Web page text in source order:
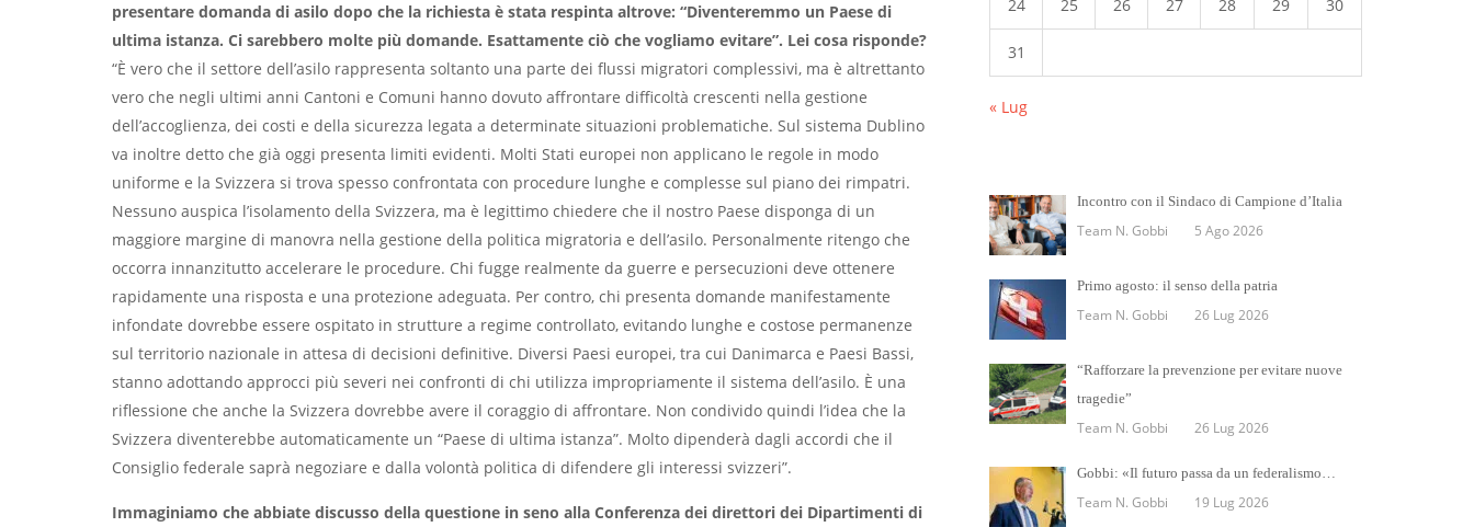
presentare domanda di asilo dopo che la richiesta è stata respinta altrove: “Diventeremmo un Paese di
ultima istanza. Ci sarebbero molte più domande. Esattamente ciò che vogliamo evitare”. Lei cosa risponde?
“È vero che il settore dell’asilo rappresenta soltanto una parte dei flussi migratori complessivi, ma è altrettanto
vero che negli ultimi anni Cantoni e Comuni hanno dovuto affrontare difficoltà crescenti nella gestione
dell’accoglienza, dei costi e della sicurezza legata a determinate situazioni problematiche. Sul sistema Dublino
va inoltre detto che già oggi presenta limiti evidenti. Molti Stati europei non applicano le regole in modo
uniforme e la Svizzera si trova spesso confrontata con procedure lunghe e complesse sul piano dei rimpatri.
Nessuno auspica l’isolamento della Svizzera, ma è legittimo chiedere che il nostro Paese disponga di un
maggiore margine di manovra nella gestione della politica migratoria e dell’asilo. Personalmente ritengo che
occorra innanzitutto accelerare le procedure. Chi fugge realmente da guerre e persecuzioni deve ottenere
rapidamente una risposta e una protezione adeguata. Per contro, chi presenta domande manifestamente
infondate dovrebbe essere ospitato in strutture a regime controllato, evitando lunghe e costose permanenze
sul territorio nazionale in attesa di decisioni definitive. Diversi Paesi europei, tra cui Danimarca e Paesi Bassi,
stanno adottando approcci più severi nei confronti di chi utilizza impropriamente il sistema dell’asilo. È una
riflessione che anche la Svizzera dovrebbe avere il coraggio di affrontare. Non condivido quindi l’idea che la
Svizzera diventerebbe automaticamente un “Paese di ultima istanza”. Molto dipenderà dagli accordi che il
Consiglio federale saprà negoziare e dalla volontà politica di difendere gli interessi svizzeri”.
Immaginiamo che abbiate discusso della questione in seno alla Conferenza dei direttori dei Dipartimenti di
24 25 26 27 28 29 30
31
« Lug
Incontro con il Sindaco di Campione d’Italia
Team N. Gobbi 5 Ago 2026
Primo agosto: il senso della patria
Team N. Gobbi 26 Lug 2026
“Rafforzare la prevenzione per evitare nuove
tragedie”
Team N. Gobbi 26 Lug 2026
Gobbi: «Il futuro passa da un federalismo…
Team N. Gobbi 19 Lug 2026